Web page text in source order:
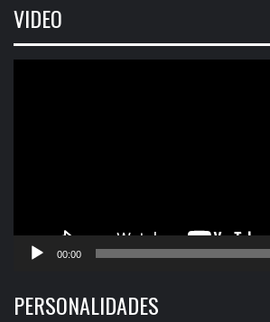
VIDEO
00:00
PERSONALIDADES